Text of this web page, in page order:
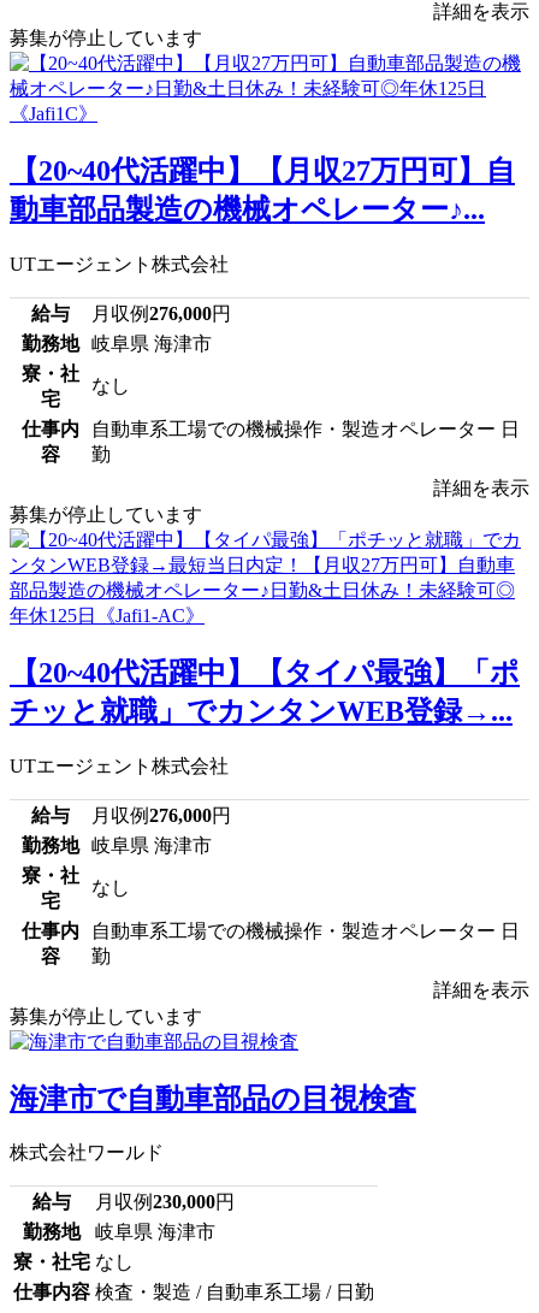
詳細を表示
募集が停止しています
【20~40代活躍中】【月収27万円可】自
動車部品製造の機械オペレーター♪...
UTエージェント株式会社
給与 月収例276,000円
勤務地
岐阜県 海津市
寮・社
宅
なし
仕事内
容
自動車系工場での機械操作・製造オペレーター 日
勤
詳細を表示
募集が停止しています
【20~40代活躍中】【タイパ最強】「ポ
チッと就職」でカンタンWEB登録→...
UTエージェント株式会社
給与 月収例276,000円
勤務地
岐阜県 海津市
寮・社
宅
なし
仕事内
容
自動車系工場での機械操作・製造オペレーター 日
勤
詳細を表示
募集が停止しています
海津市で自動車部品の目視検査
株式会社ワールド
給与 月収例230,000円
勤務地
岐阜県 海津市
寮・社宅 なし
仕事内容 検査・製造 / 自動車系工場 / 日勤